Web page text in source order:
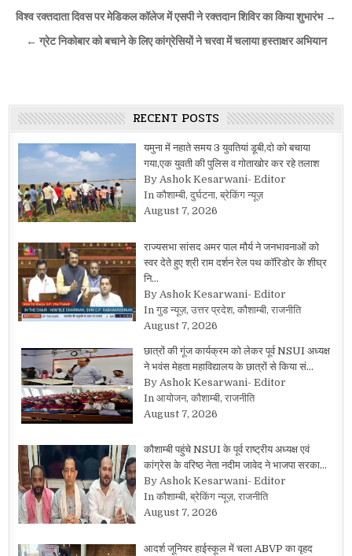
Post
navigation
विश्व रक्तदाता दिवस पर मेडिकल कॉलेज में एसपी ने रक्तदान शिविर का किया शुभारंभ →
← ग्रेट निकोबार को बचाने के लिए कांग्रेसियों ने चरवा में चलाया हस्ताक्षर अभियान
RECENT POSTS
यमुना में नहाते समय 3 युवतियां डूबी,दो को बचाया
गया,एक युवती की पुलिस व गोताखोर कर रहे तलाश
By Ashok Kesarwani- Editor
In कौशाम्बी, दुर्घटना, ब्रेकिंग न्यूज़
August 7, 2026
राज्यसभा सांसद अमर पाल मौर्य ने जनभावनाओं को
स्वर देते हुए श्री राम दर्शन रेल पथ कॉरिडोर के शीघ्र
नि…
By Ashok Kesarwani- Editor
In गुड न्यूज़, उत्तर प्रदेश, कौशाम्बी, राजनीति
August 7, 2026
छात्रों की गूंज कार्यक्रम को लेकर पूर्व NSUI अध्यक्ष
ने भवंस मेहता महाविद्यालय के छात्रों से किया सं…
By Ashok Kesarwani- Editor
In आयोजन, कौशाम्बी, राजनीति
August 7, 2026
कौशाम्बी पहुंचे NSUI के पूर्व राष्ट्रीय अध्यक्ष एवं
कांग्रेस के वरिष्ठ नेता नदीम जावेद ने भाजपा सरका…
By Ashok Kesarwani- Editor
In कौशाम्बी, ब्रेकिंग न्यूज़, राजनीति
August 7, 2026
आदर्श जूनियर हाईस्कूल में चला ABVP का वृहद